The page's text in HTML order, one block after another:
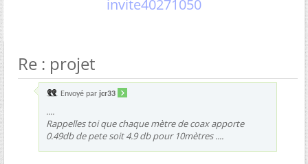
invite40271050
Re : projet
Envoyé par jcr33
....
Rappelles toi que chaque mètre de coax apporte
0.49db de pete soit 4.9 db pour 10mètres ....